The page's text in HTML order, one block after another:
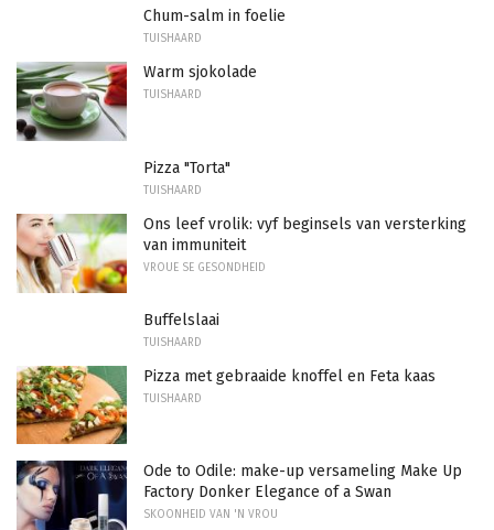
Chum-salm in foelie
TUISHAARD
Warm sjokolade
TUISHAARD
Pizza "Torta"
TUISHAARD
Ons leef vrolik: vyf beginsels van versterking
van immuniteit
VROUE SE GESONDHEID
Buffelslaai
TUISHAARD
Pizza met gebraaide knoffel en Feta kaas
TUISHAARD
Ode to Odile: make-up versameling Make Up
Factory Donker Elegance of a Swan
SKOONHEID VAN 'N VROU